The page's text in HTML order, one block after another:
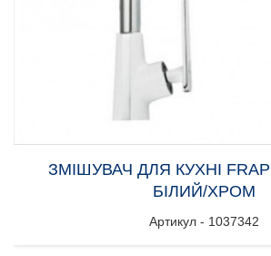
ЗМІШУВАЧ ДЛЯ КУХНІ FRAP
БІЛИЙ/ХРОМ
Артикул - 1037342